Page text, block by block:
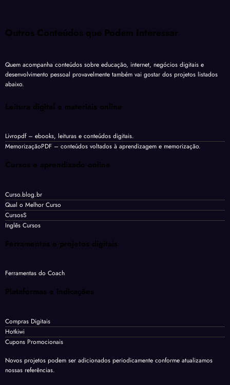
Outros Conteúdos que Podem Interessar
Quem acompanha conteúdos sobre educação, internet, negócios digitais e
desenvolvimento pessoal provavelmente também vai gostar dos projetos listados
abaixo.
Leitura digital e materiais online
Livropdf– ebooks, leituras e conteúdos digitais.
MemorizaçãoPDF – conteúdos voltados à aprendizagem e memorização.
Cursos e aprendizado online
Curso.blog.br
Qual o Melhor Curso
CursosS
Inglês Cursos
Ferramentas e projetos digitais
Ferramentas do Coach
Plataformas e indicações
Compras Digitais
Hotkiwi
Cupons Promocionais
Novos projetos podem ser adicionados periodicamente conforme atualizamos
nossas referências.